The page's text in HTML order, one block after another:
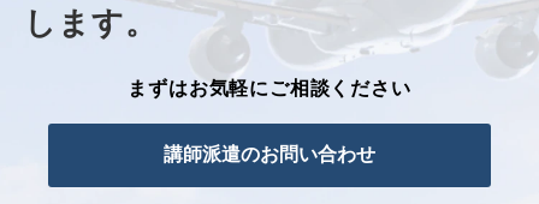
します。
まずはお気軽にご相談ください
講師派遣のお問い合わせ